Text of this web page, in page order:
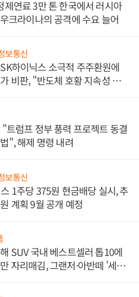
제연료 3만 톤 한국에서 러시아
크라이나의 공격에 수요 늘어
보통신
하이닉스 소극적 주주환원에
비판, "반도체 호황 지속성 의
트럼프 정부 풍력 프로젝트 동결
", 해제 명령 내려
보통신
1주당 375원 현금배당 실시, 추
계획 9월 공개 예정
SUV 국내 베스트셀러 톱10에
자리매김, 그랜저·아반떼 '세단